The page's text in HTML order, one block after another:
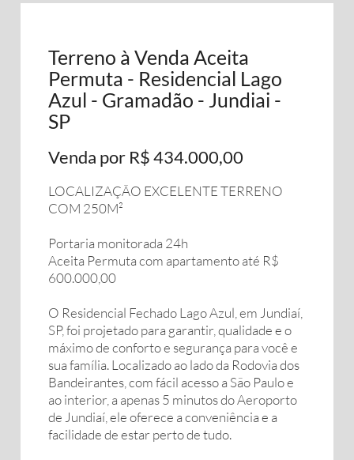
Terreno à Venda Aceita
Permuta - Residencial Lago
Azul - Gramadão - Jundiai -
SP
Venda por R$ 434.000,00
LOCALIZAÇÃO EXCELENTE TERRENO
COM 250M²
Portaria monitorada 24h
Aceita Permuta com apartamento até R$
600.000,00
O Residencial Fechado Lago Azul, em Jundiaí,
SP, foi projetado para garantir, qualidade e o
máximo de conforto e segurança para você e
sua família. Localizado ao lado da Rodovia dos
Bandeirantes, com fácil acesso a São Paulo e
ao interior, a apenas 5 minutos do Aeroporto
de Jundiaí, ele oferece a conveniência e a
facilidade de estar perto de tudo.